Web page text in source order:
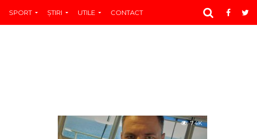
SPORT ŞTIRI UTILE CONTACT
7.4K